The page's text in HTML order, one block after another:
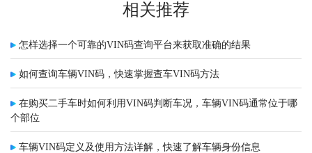
相关推荐
怎样选择一个可靠的VIN码查询平台来获取准确的结果
如何查询车辆VIN码，快速掌握查车VIN码方法
在购买二手车时如何利用VIN码判断车况，车辆VIN码通常位于哪
个部位
车辆VIN码定义及使用方法详解，快速了解车辆身份信息